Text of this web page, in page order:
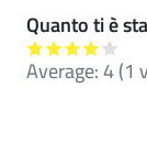
Quanto ti è
Average:4(1